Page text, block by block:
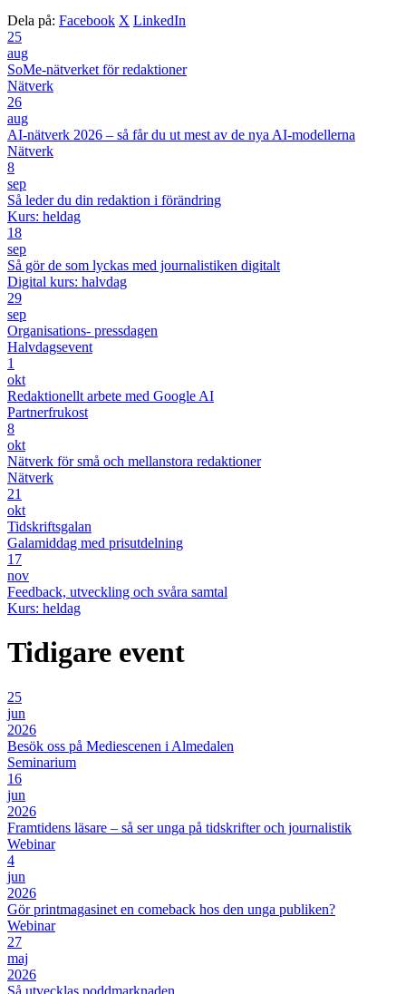
Dela på: Facebook X LinkedIn
25
aug
SoMe-nätverket för redaktioner
Nätverk
26
aug
AI-nätverk 2026 – så får du ut mest av de nya AI-modellerna
Nätverk
8
sep
Så leder du din redaktion i förändring
Kurs: heldag
18
sep
Så gör de som lyckas med journalistiken digitalt
Digital kurs: halvdag
29
sep
Organisations- pressdagen
Halvdagsevent
1
okt
Redaktionellt arbete med Google AI
Partnerfrukost
8
okt
Nätverk för små och mellanstora redaktioner
Nätverk
21
okt
Tidskriftsgalan
Galamiddag med prisutdelning
17
nov
Feedback, utveckling och svåra samtal
Kurs: heldag
Tidigare event
25
jun
2026
Besök oss på Mediescenen i Almedalen
Seminarium
16
jun
2026
Framtidens läsare – så ser unga på tidskrifter och journalistik
Webinar
4
jun
2026
Gör printmagasinet en comeback hos den unga publiken?
Webinar
27
maj
2026
Så utvecklas poddmarknaden